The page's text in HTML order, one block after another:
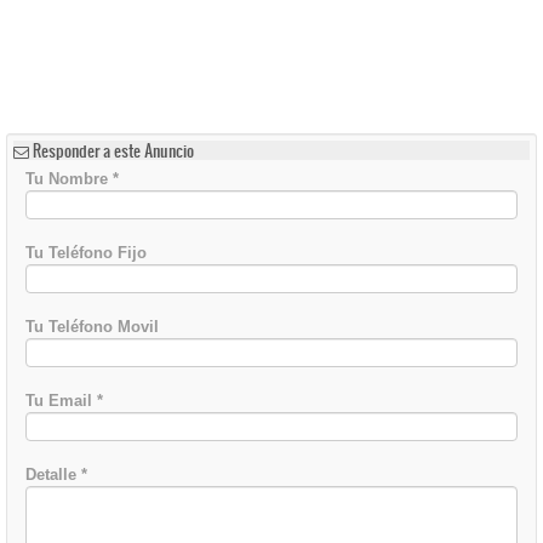
Responder a este Anuncio
Tu Nombre *
Tu Teléfono Fijo
Tu Teléfono Movil
Tu Email *
Detalle *